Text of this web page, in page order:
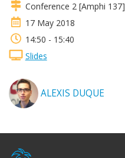
Conference 2 [Amphi 137]
17 May 2018
14:50 - 15:40
Slides
ALEXIS DUQUE